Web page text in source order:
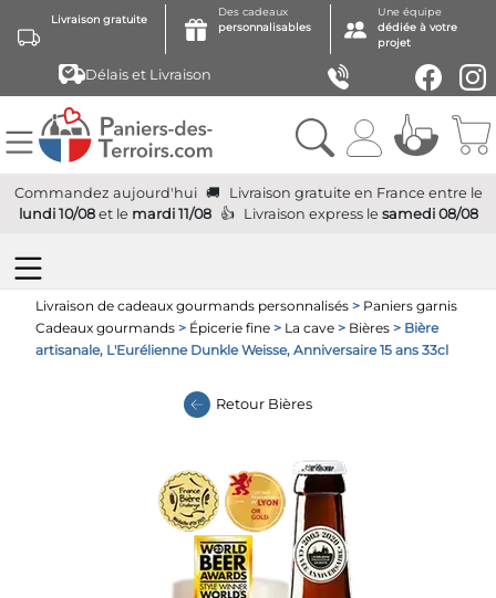
Livraison gratuite
Des cadeaux
personnalisables
Une équipe
dédiée à votre
projet
Délais et Livraison
Commandez aujourd'hui Livraison gratuite en France entre le
lundi 10/08et le mardi 11/08 Livraison expressle samedi 08/08
Livraison de cadeaux gourmands personnalisés > Paniers garnis
Cadeaux gourmands > Épicerie fine > La cave > Bières > Bière
artisanale, L'Eurélienne Dunkle Weisse, Anniversaire 15 ans 33cl
Retour Bières